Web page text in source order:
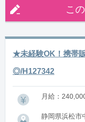
こ
★未経験OK！携帯
◎/H127342
月給：
静岡県浜松市